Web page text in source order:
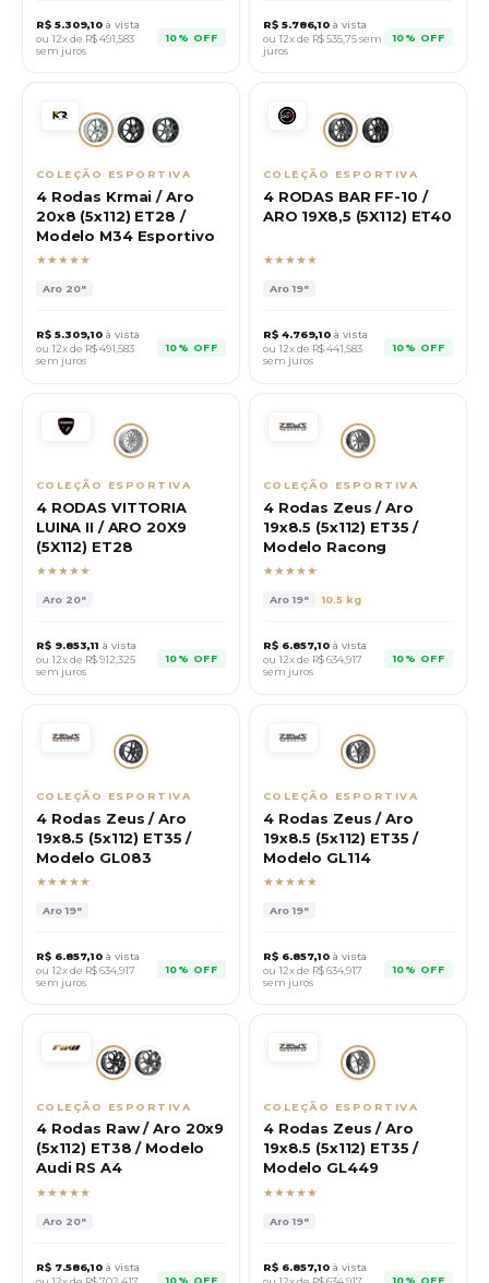
R$ 5.309,10 à vista
ou 12x de R$491,583
sem juros
10% OFF
R$ 5.786,10 à vista
ou 12x de R$535,75sem
juros
10% OFF
COLEÇÃO ESPORTIVA
4 Rodas Krmai / Aro
20x8 (5x112) ET28 /
Modelo M34 Esportivo
★★★★★
Aro 20"
R$ 5.309,10 à vista
ou 12x de R$491,583
sem juros
10% OFF
COLEÇÃO ESPORTIVA
4 RODAS BAR FF-10 /
ARO 19X8,5 (5X112) ET40
★★★★★
Aro19"
R$ 4.769,10 à vista
ou 12x de R$441,583
sem juros
10% OFF
COLEÇÃO ESPORTIVA
4 RODAS VITTORIA
LUINA II / ARO 20X9
(5X112) ET28
★★★★★
Aro 20"
R$ 9.853,11 à vista
ou 12x de R$912,325
sem juros
10% OFF
COLEÇÃO ESPORTIVA
4 Rodas Zeus / Aro
19x8.5 (5x112) ET35 /
Modelo Racong
★★★★★
Aro19" 10.5 kg
R$ 6.857,10 à vista
ou 12x de R$634,917
sem juros
10% OFF
COLEÇÃO ESPORTIVA
4 Rodas Zeus / Aro
19x8.5 (5x112) ET35 /
Modelo GL083
★★★★★
Aro19"
R$ 6.857,10 à vista
ou 12x de R$634,917
sem juros
10% OFF
COLEÇÃO ESPORTIVA
4 Rodas Zeus / Aro
19x8.5 (5x112) ET35 /
Modelo GL114
★★★★★
Aro19"
R$ 6.857,10 à vista
ou 12x de R$634,917
sem juros
10% OFF
COLEÇÃO ESPORTIVA
4 Rodas Raw / Aro 20x9
(5x112) ET38 / Modelo
Audi RS A4
★★★★★
Aro 20"
R$ 7.586,10 à vista
10% OFF
COLEÇÃO ESPORTIVA
4 Rodas Zeus / Aro
19x8.5 (5x112) ET35 /
Modelo GL449
★★★★★
Aro19"
R$ 6.857,10 à vista
10% OFF